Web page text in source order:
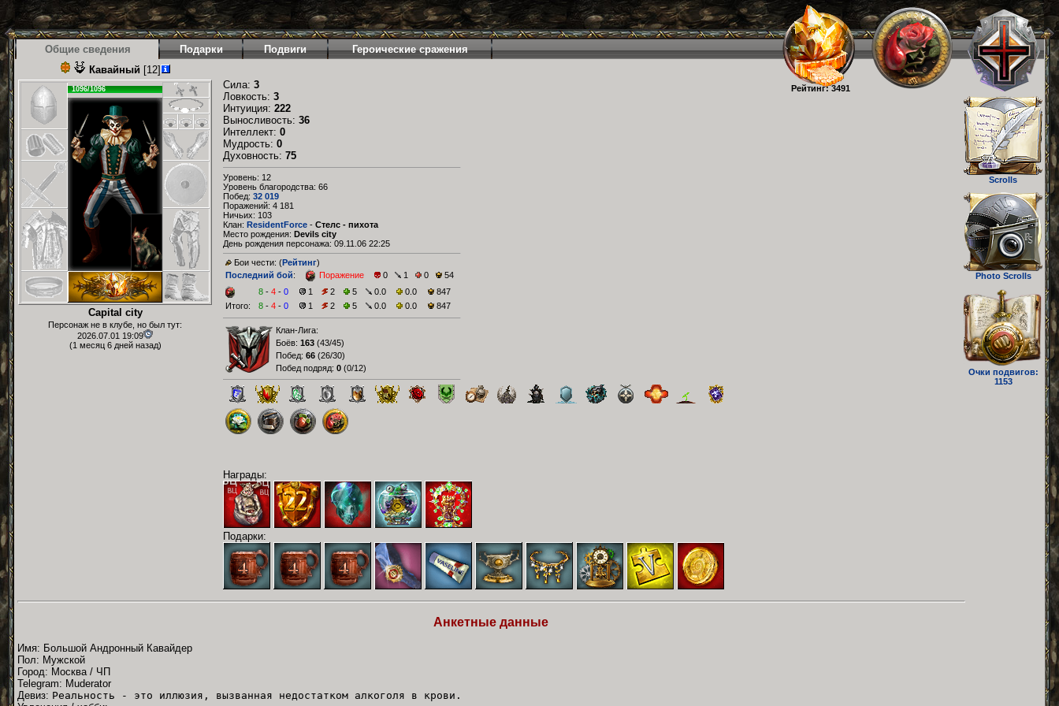
Рейтинг: 3491
Scrolls
Photo Scrolls
Очки подвигов:
1153
Общие сведения Подарки Подвиги
Героические сражения
Кавайный [12]
1096/1096
Capital city
Персонаж не в клубе, но был тут:
2026.07.01 19:09
(1 месяц 6 дней назад)
Сила: 3
Ловкость: 3
Интуиция: 222
Выносливость: 36
Интеллект: 0
Мудрость: 0
Духовность: 75
Уровень: 12
Уровень благородства: 66
Побед: 32 019
Поражений: 4 181
Ничьих: 103
Клан: ResidentForce - Стелс - пихота
Место рождения: Devils city
День рождения персонажа: 09.11.06 22:25
Бои чести: (Рейтинг)
Последний бой: Поражение 0 1 0
54
8 - 4 - 0 1 2 5 0.0 0.0
847
Итого:
8 - 4 - 0 1 2 5 0.0 0.0 847
Клан-Лига:
Боёв: 163 (43/45)
Побед: 66 (26/30)
Побед подряд: 0 (0/12)
Награды:
Подарки:
Анкетные данные
Имя: Большой Андронный Кавайдер
Пол: Мужской
Город: Москва / ЧП
Telegram: Muderator
Девиз: Реальность - это иллюзия, вызванная недостатком алкоголя в крови.